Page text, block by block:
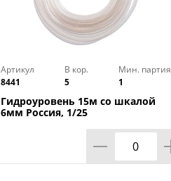
Артикул
8441
В кор.
5
Мин. партия
1
Гидроуровень 15м со шкалой
6мм Россия, 1/25